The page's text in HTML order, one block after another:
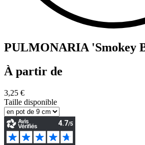
PULMONARIA 'Smokey
À partir de
3,25 €
Taille disponible